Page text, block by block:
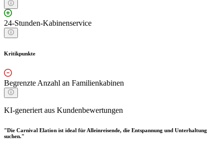
24-Stunden-Kabinenservice
Kritikpunkte
Begrenzte Anzahl an Familienkabinen
KI-generiert aus Kundenbewertungen
"Die Carnival Elation ist ideal für Alleinreisende, die Entspannung und Unterhaltung
suchen."